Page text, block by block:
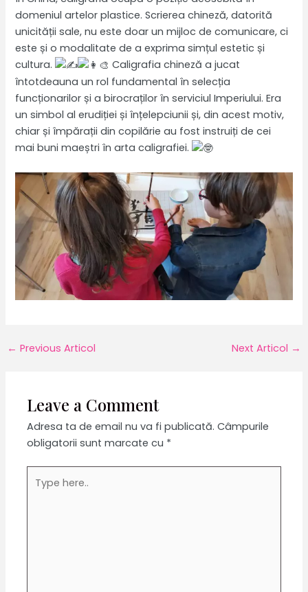
domeniul artelor plastice. Scrierea chineză, datorită
unicității sale, nu este doar un mijloc de comunicare, ci
este și o modalitate de a exprima simțul estetic și
cultura.
Caligrafia chineză a jucat
întotdeauna un rol fundamental în selecția
funcționarilor și a birocraților în serviciul Imperiului. Era
un simbol al erudiției și înțelepciunii și, din acest motiv,
chiar și împărații din copilărie au fost instruiți de cei
mai buni maeștri în arta caligrafiei.
Post
← Previous Articol Next Articol →
Leave a Comment
Adresa ta de email nu va fi publicată. Câmpurile
obligatorii sunt marcate cu *
here..